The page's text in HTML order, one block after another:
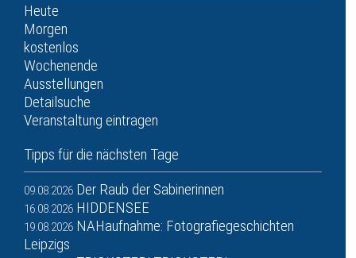
Heute
Morgen
kostenlos
Wochenende
Ausstellungen
Detailsuche
Veranstaltung eintragen
Tipps für die nächsten Tage
09.08.2026 Der Raub der Sabinerinnen
16.08.2026 HIDDENSEE
19.08.2026 NAHaufnahme: Fotografiegeschichten
Leipzigs